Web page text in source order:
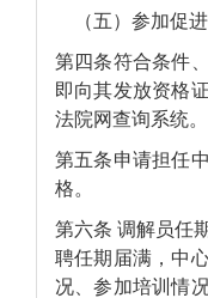
（五）参加促进
第四条符合条件
即向其发放资格
法院网查询系统。
第五条申请担任
格。
第六条 调解员任
聘任期届满，中
况、参加培训情